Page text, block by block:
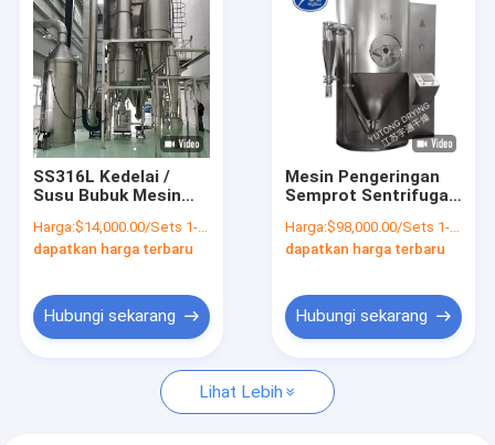
Produk
Tentang kami
Tur Pabrik
Kontrol kualitas
Permintaan Penawaran
Pengering Tempat Tidur Cairan Industri
SS316L Kedelai /
Susu Bubuk Mesin
Semprotan
Penyemprot Tipe CE
Harga:$14,000.00/Sets 1-9 Sets
dapatkan harga terbaru
Hubungi sekarang
Mesin Pengeringan
Semprot Sentrifugal
Untuk Bubuk Asam
Amino
Harga:$98,000.00/Sets 1-99 Sets
dapatkan harga terbaru
Hubungi sekarang
Lihat Lebih